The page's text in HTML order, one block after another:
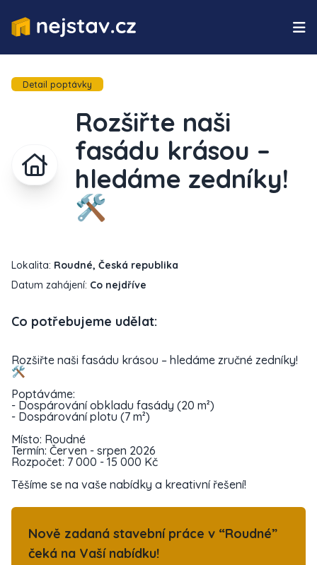
Detail poptávky
Rozšiřte naši
fasádu krásou –
hledáme zedníky!
🛠️
Lokalita: Roudné, Česká republika
Datum zahájení: Co nejdříve
Co potřebujeme udělat:
Rozšiřte naši fasádu krásou – hledáme zručné zedníky!
🛠️
Poptáváme:
- Dospárování obkladu fasády (20 m²)
- Dospárování plotu (7 m²)
Místo: Roudné
Termín: Červen - srpen 2026
Rozpočet: 7 000 - 15 000 Kč
Těšíme se na vaše nabídky a kreativní řešení!
Nově zadaná stavební práce v “Roudné”
čeká na Vaší nabídku!